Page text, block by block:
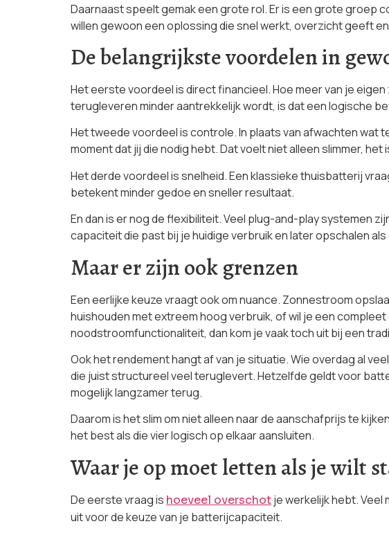
Daarnaast speelt gemak een grote rol. Er is een grote groep
willen gewoon een oplossing die snel werkt, overzicht geeft
De belangrijkste voordelen in
Het eerste voordeel is direct financieel. Hoe meer van je
terugleveren minder aantrekkelijk wordt, is dat een logische
Het tweede voordeel is controle. In plaats van afwachten
moment dat jij die nodig hebt. Dat voelt niet alleen slimmer, het
Het derde voordeel is snelheid. Een klassieke thuisbatterij
betekent minder gedoe en sneller resultaat.
En dan is er nog de flexibiliteit. Veel plug-and-play systemen
capaciteit die past bij je huidige verbruik en later opschalen als
Maar er zijn ook grenzen
Een eerlijke keuze vraagt ook om nuance. Zonnestroom
huishouden met extreem hoog verbruik, of wil je een
noodstroomfunctionaliteit, dan kom je vaak toch uit bij een
Ook het rendement hangt af van je situatie. Wie overdag al
die juist structureel veel teruglevert. Hetzelfde geldt voor
mogelijk langzamer terug.
Daarom is het slim om niet alleen naar de aanschafprijs te
het best als die vier logisch op elkaar aansluiten.
Waar je op moet letten als je wilt
De eerste vraag is hoeveel overschotje werkelijk hebt. Veel
uit voor de keuze van je batterijcapaciteit.